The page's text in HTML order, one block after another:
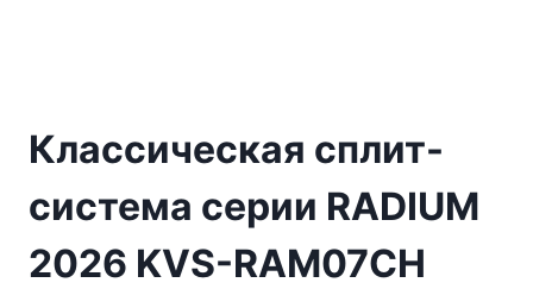
Классическая сплит-
система серии RADIUM
2026 KVS-RAM07CH